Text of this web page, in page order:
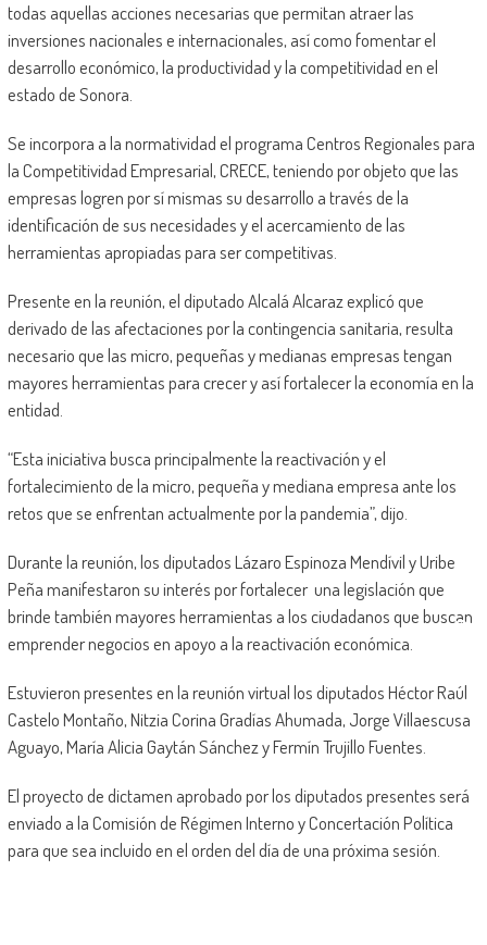
todas aquellas acciones necesarias que permitan atraer las
inversiones nacionales e internacionales, así como fomentar el
desarrollo económico, la productividad y la competitividad en el
estado de Sonora.
Se incorpora a la normatividad el programa Centros Regionales para
la Competitividad Empresarial, CRECE, teniendo por objeto que las
empresas logren por sí mismas su desarrollo a través de la
identificación de sus necesidades y el acercamiento de las
herramientas apropiadas para ser competitivas.
Presente en la reunión, el diputado Alcalá Alcaraz explicó que
derivado de las afectaciones por la contingencia sanitaria, resulta
necesario que las micro, pequeñas y medianas empresas tengan
mayores herramientas para crecer y así fortalecer la economía en la
entidad.
“Esta iniciativa busca principalmente la reactivación y el
fortalecimiento de la micro, pequeña y mediana empresa ante los
retos que se enfrentan actualmente por la pandemia”, dijo.
Durante la reunión, los diputados Lázaro Espinoza Mendívil y Uribe
Peña manifestaron su interés por fortalecer una legislación que
brinde también mayores herramientas a los ciudadanos que buscan
emprender negocios en apoyo a la reactivación económica.
Estuvieron presentes en la reunión virtual los diputados Héctor Raúl
Castelo Montaño, Nitzia Corina Gradías Ahumada, Jorge Villaescusa
Aguayo, María Alicia Gaytán Sánchez y Fermín Trujillo Fuentes.
El proyecto de dictamen aprobado por los diputados presentes será
enviado a la Comisión de Régimen Interno y Concertación Política
para que sea incluido en el orden del día de una próxima sesión.